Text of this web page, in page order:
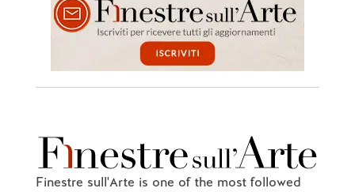
Finestre sull'Arte is one of the most followed